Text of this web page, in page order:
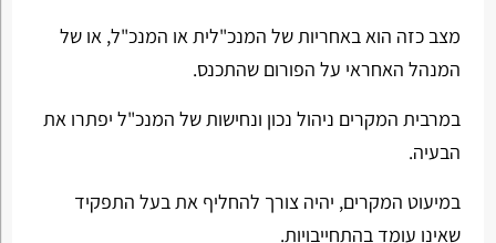
מצב כזה הוא באחריות של המנכ"לית או המנכ"ל, או של
המנהל האחראי על הפורום שהתכנס.
במרבית המקרים ניהול נכון ונחישות של המנכ"ל יפתרו את
הבעיה.
במיעוט המקרים, יהיה צורך להחליף את בעל התפקיד
שאינו עומד בהתחייבויות.